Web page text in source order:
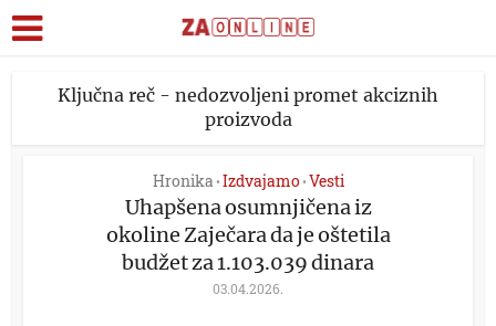
Ključna reč - nedozvoljeni promet akciznih
proizvoda
Hronika •Izdvajamo •Vesti
Uhapšena osumnjičena iz
okoline Zaječara da je oštetila
budžet za 1.103.039 dinara
03.04.2026.